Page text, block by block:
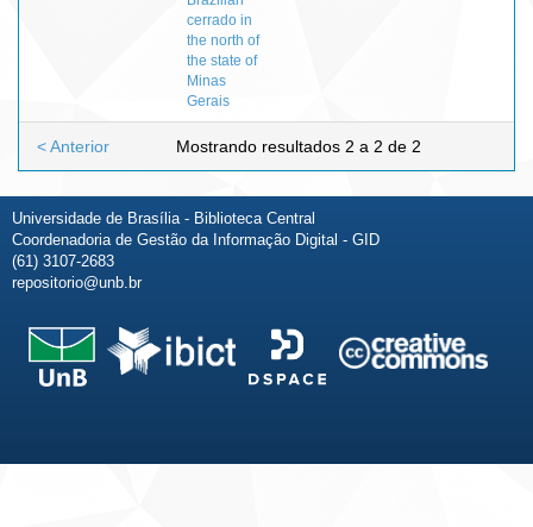
cerrado in
the north of
the state of
Minas
Gerais
Mostrando resultados 2 a 2 de 2
< Anterior
Universidade de Brasília - Biblioteca Central
Coordenadoria de Gestão da Informação Digital - GID
(61) 3107-2683
repositorio@unb.br